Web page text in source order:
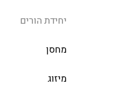
יחידת הורים
מחסן
מיזוג